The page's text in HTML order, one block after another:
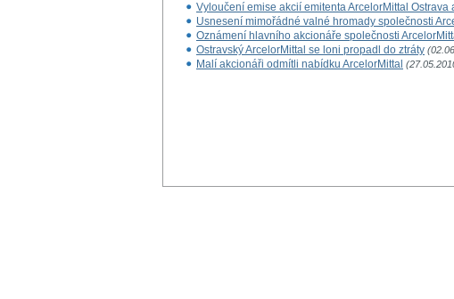
Vyloučení emise akcií emitenta ArcelorMittal Ostrava
Usnesení mimořádné valné hromady společnosti
Oznámení hlavního akcionáře společnosti
Ostravský ArcelorMittal se loni propadl do ztráty
Malí akcionáři odmítli nabídku ArcelorMittal